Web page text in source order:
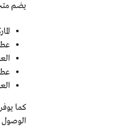
يضم متجر قولدن سنت 20000 منتج
كما
الوصول